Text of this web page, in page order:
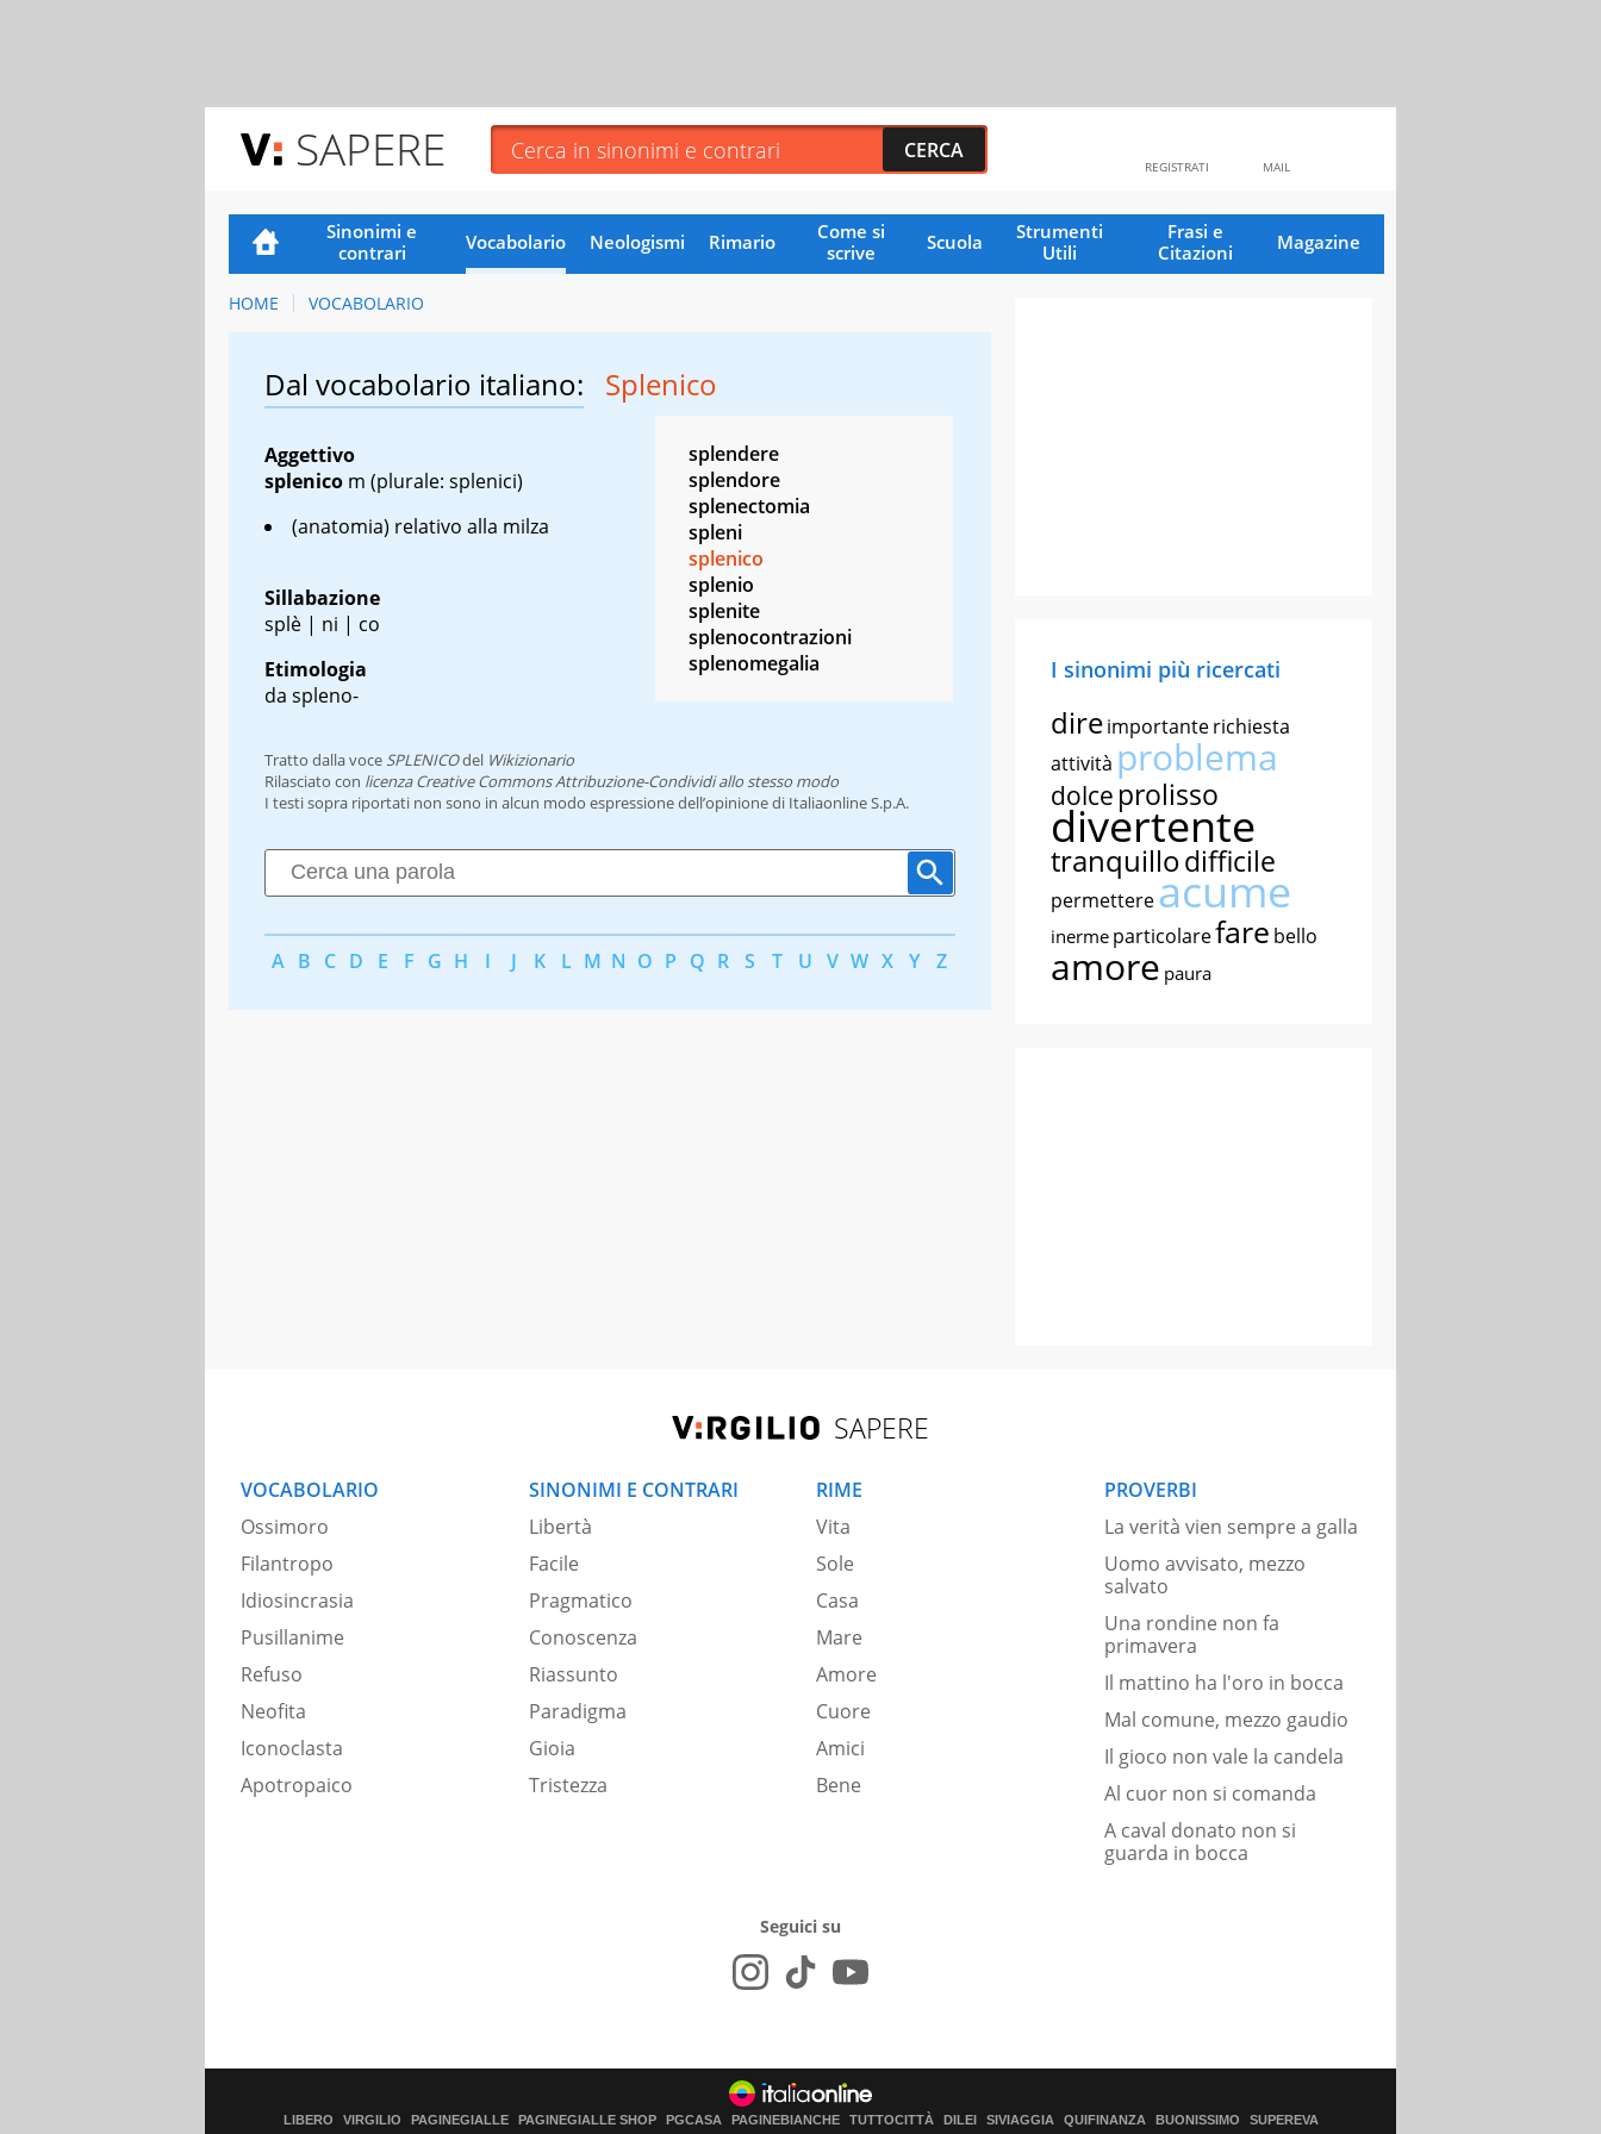
SAPERE MAIL
REGISTRATI
Sinonimi e
contrari
Vocabolario Neologismi Rimario
Come si
scrive
Scuola
Strumenti
Utili
Frasi e
Citazioni
Magazine
HOME VOCABOLARIO
Dal vocabolario italiano: Splenico
Aggettivo
splenico m (plurale: splenici)
(anatomia) relativo alla milza
Sillabazione
splè | ni | co
Etimologia
da spleno-
splendere
splendore
splenectomia
spleni
splenico
splenio
splenite
splenocontrazioni
splenomegalia
Tratto dalla voce SPLENICOdel Wikizionario
Rilasciato con licenza Creative Commons Attribuzione-Condividi allo stesso modo
I testi sopra riportati non sono in alcun modo espressione dell’opinione di Italiaonline S.p.A.
A B C D E F G H I J K L M N O P Q R S T U V W X Y Z
I sinonimi più ricercati
direimportanterichiesta
attività problema
dolce prolisso
divertente
tranquillodifficile
permettereacume
inerme particolarefare bello
amore paura
SAPERE
VOCABOLARIO
Ossimoro
Filantropo
Idiosincrasia
Pusillanime
Refuso
Neofita
Iconoclasta
Apotropaico
SINONIMI E CONTRARI
Libertà
Facile
Pragmatico
Conoscenza
Riassunto
Paradigma
Gioia
Tristezza
RIME
Vita
Sole
Casa
Mare
Amore
Cuore
Amici
Bene
PROVERBI
La verità vien sempre a galla
Uomo avvisato, mezzo
salvato
Una rondine non fa
primavera
Il mattino ha l'oro in bocca
Mal comune, mezzo gaudio
Il gioco non vale la candela
Al cuor non si comanda
A caval donato non si
guarda in bocca
Seguici su
LIBERO VIRGILIO PAGINEGIALLE PAGINEGIALLE SHOP PGCASA PAGINEBIANCHE TUTTOCITTÀ DILEI SIVIAGGIA QUIFINANZA BUONISSIMO SUPEREVA